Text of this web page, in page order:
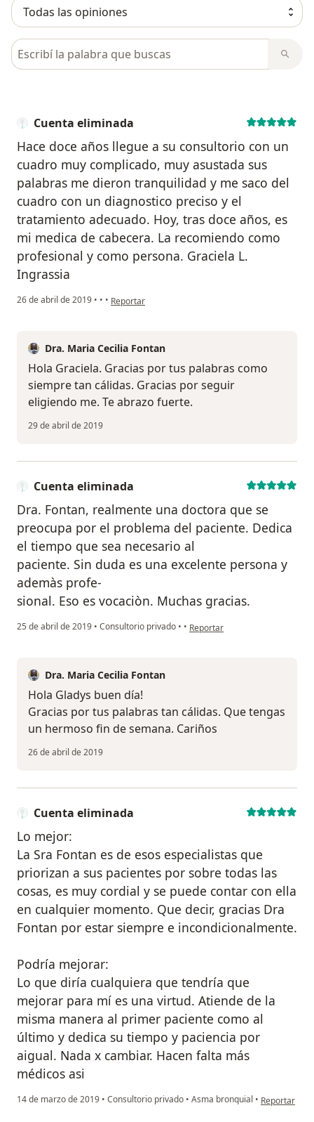
Busca en opiniones
Cuenta eliminada
Hace doce años llegue a su consultorio con un
cuadro muy complicado, muy asustada sus
palabras me dieron tranquilidad y me saco del
cuadro con un diagnostico preciso y el
tratamiento adecuado. Hoy, tras doce años, es
mi medica de cabecera. La recomiendo como
profesional y como persona. Graciela L.
Ingrassia
26 de abril de 2019 • • • en opinión del usuario Cuenta eliminada
Reportar
Dra. Maria Cecilia Fontan
Hola Graciela. Gracias por tus palabras como
siempre tan cálidas. Gracias por seguir
eligiendo me. Te abrazo fuerte.
29 de abril de 2019
Cuenta eliminada
Dra. Fontan, realmente una doctora que se
preocupa por el problema del paciente. Dedica
el tiempo que sea necesario al
paciente. Sin duda es una excelente persona y
ademàs profe-
sional. Eso es vocaciòn. Muchas gracias.
25 de abril de 2019 • Consultorio privado • • en opinión del usuario Cuenta
Reportar
Dra. Maria Cecilia Fontan
Hola Gladys buen día!
Gracias por tus palabras tan cálidas. Que tengas
un hermoso fin de semana. Cariños
26 de abril de 2019
Cuenta eliminada
Lo mejor:
La Sra Fontan es de esos especialistas que
priorizan a sus pacientes por sobre todas las
cosas, es muy cordial y se puede contar con ella
en cualquier momento. Que decir, gracias Dra
Fontan por estar siempre e incondicionalmente.
Podría mejorar:
Lo que diría cualquiera que tendría que
mejorar para mí es una virtud. Atiende de la
misma manera al primer paciente como al
último y dedica su tiempo y paciencia por
aigual. Nada x cambiar. Hacen falta más
médicos asi
14 de marzo de 2019 • Consultorio privado • Asma bronquial • en opinión
Reportar